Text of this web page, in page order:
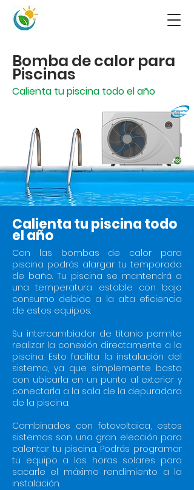
Bomba de calor para
Piscinas
Calienta tu piscina todo el año
Calienta tu piscina todo
el año
Con las bombas de calor para
piscina podrás alargar tu temporada
de baño. Tu piscina se mantendrá a
una temperatura estable con bajo
consumo debido a la alta eficiencia
de estos equipos.
Su intercambiador de titanio permite
realizar la conexión directamente a la
piscina. Esto facilita la instalación del
sistema, ya que simplemente basta
con ubicarla en un punto al exterior y
conectarla a la sala de la depuradora
de la piscina.
Combinados con fotovoltaica, estos
sistemas son una gran elección para
calentar tu piscina. Podrás programar
tu equipo a las horas solares para
sacarle el máximo rendimiento a la
instalación.